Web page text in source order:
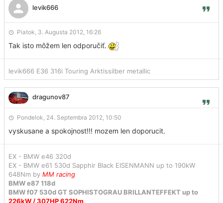
levik666
Piatok, 3. Augusta 2012, 16:26
Tak isto môžem len odporučiť.
levik666 E36 316i Touring Arktissilber metallic
dragunov87
Pondelok, 24. Septembra 2012, 10:50
vyskusane a spokojnost!!! mozem len doporucit.
EX - BMW e46 320d
EX - BMW e61 530d Sapphir Black EISENMANN up to 190kW
648Nm by MM racing
BMW e87 118d
BMW f07 530d GT SOPHISTOGRAU BRILLANTEFFEKT up to
226kW / 307HP 622Nm